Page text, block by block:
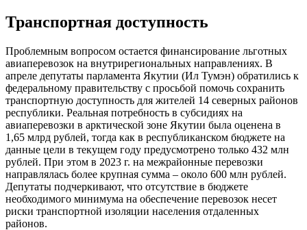
Транспортная доступность
Проблемным вопросом остается финансирование льготных
авиаперевозок на внутрирегиональных направлениях. В
апреле депутаты парламента Якутии (Ил Тумэн) обратились к
федеральному правительству с просьбой помочь сохранить
транспортную доступность для жителей 14 северных районов
республики. Реальная потребность в субсидиях на
авиаперевозки в арктической зоне Якутии была оценена в
1,65 млрд рублей, тогда как в республиканском бюджете на
данные цели в текущем году предусмотрено только 432 млн
рублей. При этом в 2023 г. на межрайонные перевозки
направлялась более крупная сумма – около 600 млн рублей.
Депутаты подчеркивают, что отсутствие в бюджете
необходимого минимума на обеспечение перевозок несет
риски транспортной изоляции населения отдаленных
районов.